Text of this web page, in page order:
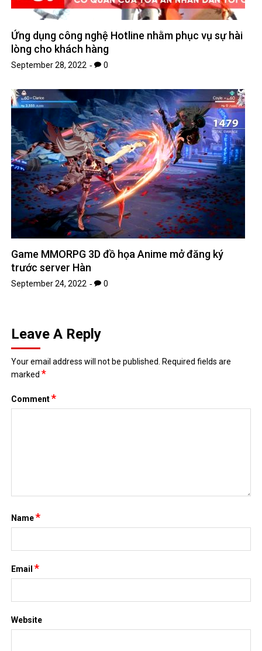
Ứng dụng công nghệ Hotline nhằm phục vụ sự hài
lòng cho khách hàng
September 28, 2022 0
Game MMORPG 3D đồ họa Anime mở đăng ký
trước server Hàn
September 24, 2022 0
Leave A Reply
Your email address will not be published.
Required fields are
marked*
Comment*
Name*
Email*
Website